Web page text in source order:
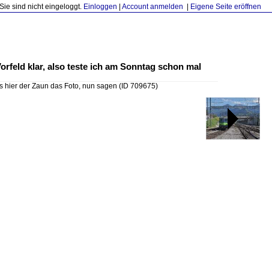
sind nicht eingeloggt. Einloggen Account anmelden Eigene Seite eröffnen
klar, also teste ich am Sonntag schon mal
hier der Zaun das Foto, nun sagen (ID 709675)